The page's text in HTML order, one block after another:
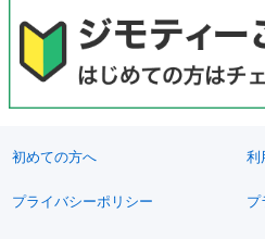
初めての方へ 利
プライバシーポリシー プ